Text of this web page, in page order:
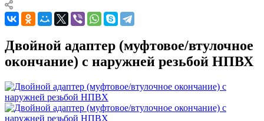
Двойной адаптер (муфтовое/втулочное
окончание) с наружней резьбой НПВХ